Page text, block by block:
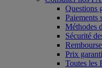
Questions
Paiements
Méthodes
Sécurité
Prix garanti
Toutes les